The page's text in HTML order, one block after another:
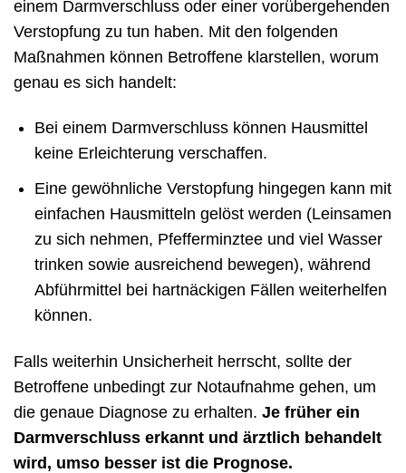
einem Darmverschluss oder einer vorübergehenden
Verstopfung zu tun haben. Mit den folgenden
Maßnahmen können Betroffene klarstellen, worum
genau es sich handelt:
Bei einem Darmverschluss können Hausmittel
keine Erleichterung verschaffen.
Eine gewöhnliche Verstopfung hingegen kann mit
einfachen Hausmitteln gelöst werden (Leinsamen
zu sich nehmen, Pfefferminztee und viel Wasser
trinken sowie ausreichend bewegen), während
Abführmittel bei hartnäckigen Fällen weiterhelfen
können.
Falls weiterhin Unsicherheit herrscht, sollte der
Betroffene unbedingt zur Notaufnahme gehen, um
die genaue Diagnose zu erhalten. Je früher ein
Darmverschluss erkannt und ärztlich behandelt
wird, umso besser ist die Prognose.